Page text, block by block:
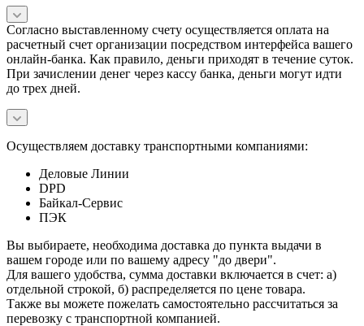
Согласно выставленному счету осуществляется оплата на
расчетный счет организации посредством интерфейса вашего
онлайн-банка. Как правило, деньги приходят в течение суток.
При зачислении денег через кассу банка, деньги могут идти
до трех дней.
Осуществляем доставку транспортными компаниями:
Деловые Линии
DPD
Байкал-Сервис
ПЭК
Вы выбираете, необходима доставка до пункта выдачи в
вашем городе или по вашему адресу "до двери".
Для вашего удобства, сумма доставки включается в счет: а)
отдельной строкой, б) распределяется по цене товара.
Также вы можете пожелать самостоятельно рассчитаться за
перевозку с транспортной компанией.